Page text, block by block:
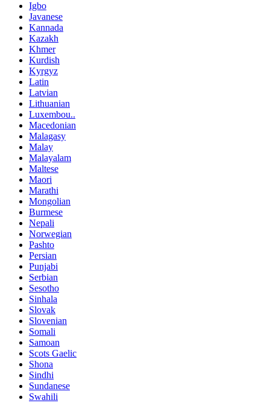
Igbo
Javanese
Kannada
Kazakh
Khmer
Kurdish
Kyrgyz
Latin
Latvian
Lithuanian
Luxembou..
Macedonian
Malagasy
Malay
Malayalam
Maltese
Maori
Marathi
Mongolian
Burmese
Nepali
Norwegian
Pashto
Persian
Punjabi
Serbian
Sesotho
Sinhala
Slovak
Slovenian
Somali
Samoan
Scots Gaelic
Shona
Sindhi
Sundanese
Swahili